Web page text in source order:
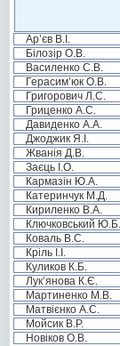
Ар’єв В.І.
Білозір О.В.
Василенко С.В.
Герасим’юк О.В.
Григорович Л.С.
Гриценко А.С.
Давиденко А.А.
Джоджик Я.І.
Жванія Д.В.
Заєць І.О.
Кармазін Ю.А.
Катеринчук М.Д.
Кириленко В.А.
Ключковський Ю.Б.
Коваль В.С.
Кріль І.І.
Куликов К.Б.
Лук’янова К.Є.
Мартиненко М.В.
Матвієнко А.С.
Мойсик В.Р.
Новіков О.В.